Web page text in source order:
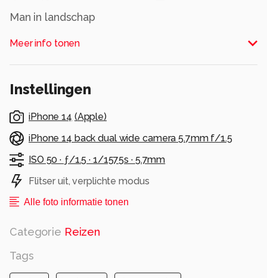
Alle rechten voorbehouden
Meer info tonen
Instellingen
iPhone 14 (Apple)
iPhone 14 back dual wide camera 5.7mm f/1.5
ISO 50 · ƒ/1.5 · 1/1575s · 5.7mm
Flitser uit, verplichte modus
Alle foto informatie tonen
Categorie Reizen
Tags